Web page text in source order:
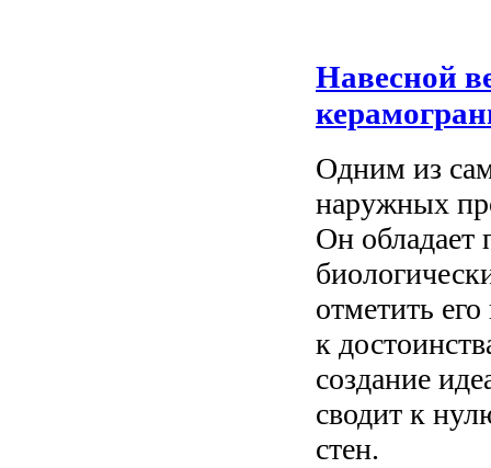
Навесной
Одним из
наружных
Он
отметить
к
создание
сводит к
стен.